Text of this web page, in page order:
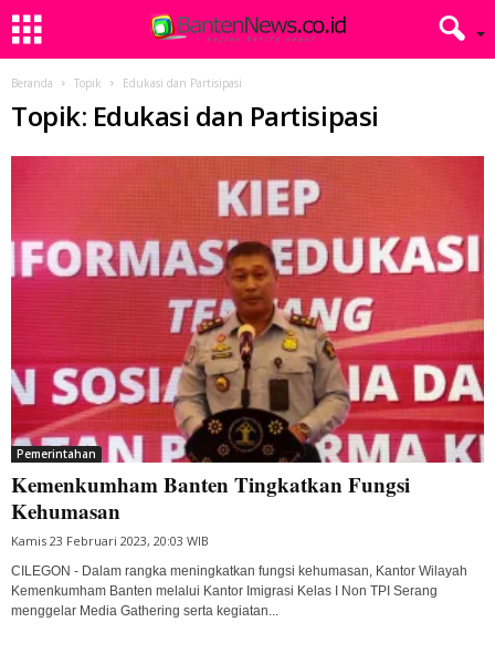
Beranda Topik Edukasi dan Partisipasi
Topik: Edukasi dan Partisipasi
Pemerintahan
Kemenkumham Banten Tingkatkan Fungsi
Kehumasan
Kamis 23 Februari 2023, 20:03 WIB
CILEGON - Dalam rangka meningkatkan fungsi kehumasan, Kantor Wilayah
Kemenkumham Banten melalui Kantor Imigrasi Kelas I Non TPI Serang
menggelar Media Gathering serta kegiatan...